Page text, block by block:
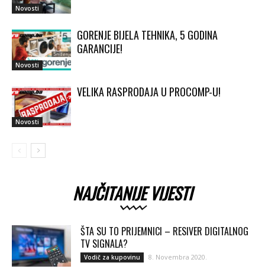
Novosti
Novosti
GORENJE BIJELA TEHNIKA, 5 GODINA
GARANCIJE!
Novosti
VELIKA RASPRODAJA U PROCOMP-U!
NAJČITANIJE VIJESTI
ŠTA SU TO PRIJEMNICI – RESIVER DIGITALNOG
TV SIGNALA?
Vodič za kupovinu 8. Novembra 2020.